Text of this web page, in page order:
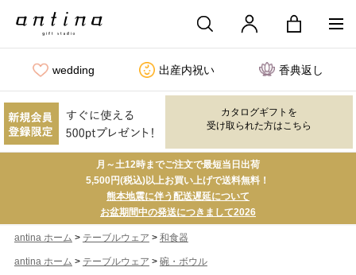
wedding 出産内祝い 香典返し
カタログギフトを
受け取られた方はこちら
月～土12時までご注文で最短当日出荷
5,500円(税込)以上お買い上げで送料無料！
熊本地震に伴う配送遅延について
お盆期間中の発送につきまして2026
antina ホーム > テーブルウェア > 和食器
antina ホーム > テーブルウェア > 碗・ボウル